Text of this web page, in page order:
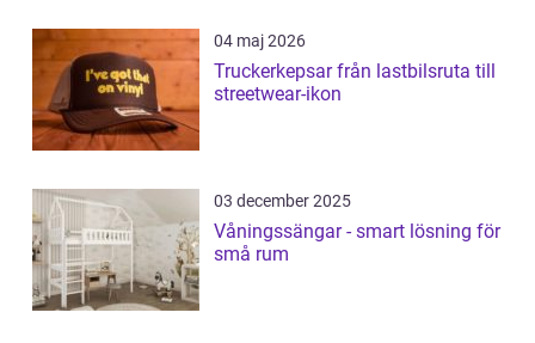
04 maj 2026
Truckerkepsar från lastbilsruta till
streetwear-ikon
03 december 2025
Våningssängar - smart lösning för
små rum